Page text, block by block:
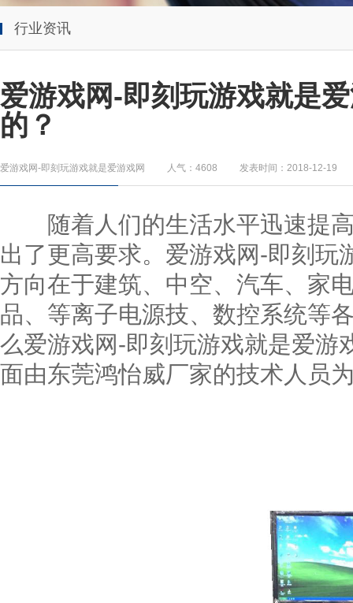
行业资讯
爱游戏网-即刻玩游戏就是
的？
爱游戏网-即刻玩游戏就是爱游戏网 人气：4608 发表时间：2018-12-19
随着人们的生活水平迅速提高
出了更高要求。 爱游戏网-即刻玩
方向在于建筑、中空、汽车、家
品、等离子电源技、数控系统等
么爱游戏网-即刻玩游戏就是爱游
面由东莞鸿怡威厂家的技术人员